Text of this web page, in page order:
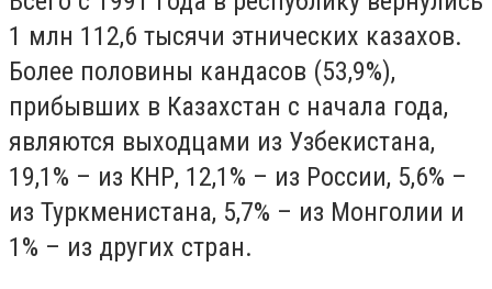
1 млн 112,6 тысячи этнических казахов.
Более половины кандасов (53,9%),
прибывших в Казахстан с начала года,
являются выходцами из Узбекистана,
19,1% – из КНР, 12,1% – из России, 5,6% –
из Туркменистана, 5,7% – из Монголии и
1% – из других стран.